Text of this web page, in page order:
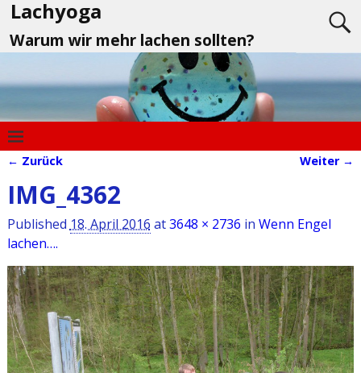
Lachyoga
Warum wir mehr lachen sollten?
← Zurück Weiter →
IMG_4362
Published 18. April 2016 at3648 × 2736 in Wenn Engel
lachen….